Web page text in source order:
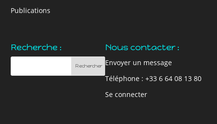
Publications
Recherche : Nous contacter :
Envoyer un message
Téléphone : +33 6 64 08 13 80
Se connecter